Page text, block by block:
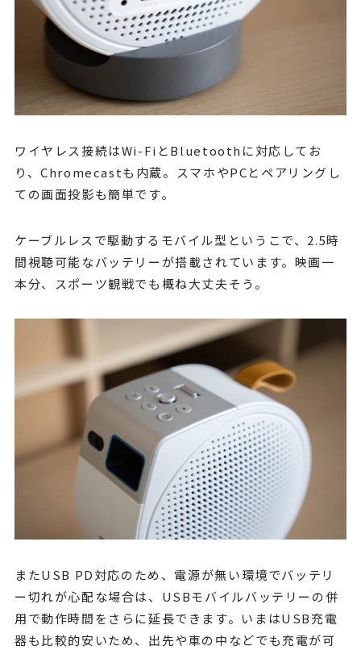
ワイヤレス接続はWi-FiとBluetoothに対応してお
り、Chromecastも内蔵。スマホやPCとペアリングし
ての画面投影も簡単です。
ケーブルレスで駆動するモバイル型というこで、2.5時
間視聴可能なバッテリーが搭載されています。映画一
本分、スポーツ観戦でも概ね大丈夫そう。
またUSB PD対応のため、電源が無い環境でバッテリ
ー切れが心配な場合は、USBモバイルバッテリーの併
用で動作時間をさらに延長できます。いまはUSB充電
器も比較的安いため、出先や車の中などでも充電が可